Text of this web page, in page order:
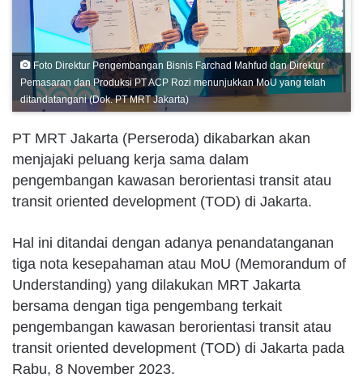
Foto Direktur Pengembangan Bisnis Farchad Mahfud dan Direktur
Pemasaran dan Produksi PT ACP Rozi menunjukkan MoU yang telah
ditandatangani (Dok. PT MRT Jakarta)
PT MRT Jakarta (Perseroda) dikabarkan akan
menjajaki peluang kerja sama dalam
pengembangan kawasan berorientasi transit atau
transit oriented development (TOD) di Jakarta.
Hal ini ditandai dengan adanya penandatanganan
tiga nota kesepahaman atau MoU (Memorandum of
Understanding) yang dilakukan MRT Jakarta
bersama dengan tiga pengembang terkait
pengembangan kawasan berorientasi transit atau
transit oriented development (TOD) di Jakarta pada
Rabu, 8 November 2023.